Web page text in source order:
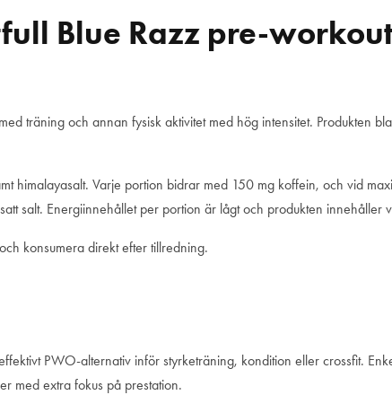
Blue Razz pre-
träning och annan fysisk aktivitet med hög intensitet. Produkten
himalayasalt. Varje portion bidrar med 150 mg koffein, och vid
salt. Energiinnehållet per portion är lågt och produkten innehåller
konsumera direkt efter tillredning.
PWO-alternativ inför styrketräning, kondition eller crossfit.
med extra fokus på prestation.